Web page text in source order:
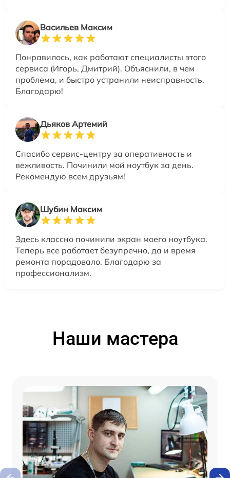
Васильев Максим
Понравилось, как работают специалисты этого
сервиса (Игорь, Дмитрий). Объяснили, в чем
проблема, и быстро устранили неисправность.
Благодарю!
Дьяков Артемий
Спасибо сервис-центру за оперативность и
вежливость. Починили мой ноутбук за день.
Рекомендую всем друзьям!
Шубин Максим
Здесь классно починили экран моего ноутбука.
Теперь все работает безупречно, да и время
ремонта порадовало. Благодарю за
профессионализм.
Наши мастера